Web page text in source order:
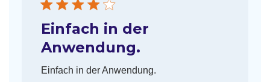
Einfach in der
Anwendung.
Einfach in der Anwendung.